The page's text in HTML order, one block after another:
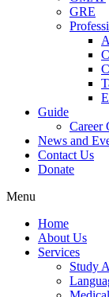
GRE
Guide
Career
News and
Contact Us
Donate
Menu
Home
About Us
Services
Study